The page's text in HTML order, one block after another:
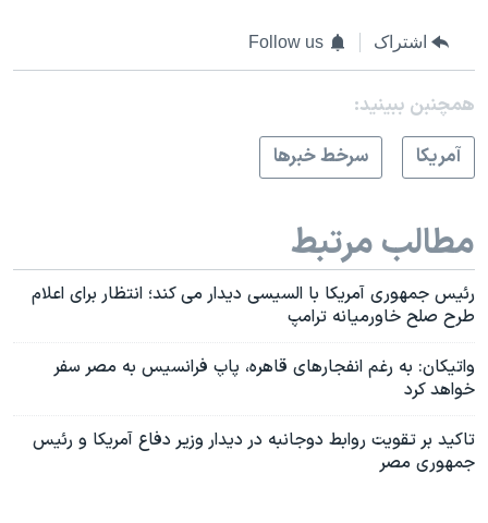
اشتراک Follow us
همچنبن ببینید:
آمريکا
سرخط خبرها
مطالب مرتبط
رئیس جمهوری آمریکا با السیسی دیدار می کند؛ انتظار برای اعلام
طرح صلح خاورمیانه ترامپ
واتیکان: به رغم انفجارهای قاهره، پاپ فرانسیس به مصر سفر
خواهد کرد
تاکید بر تقویت روابط دوجانبه در دیدار وزیر دفاع آمریکا و رئیس
جمهوری مصر